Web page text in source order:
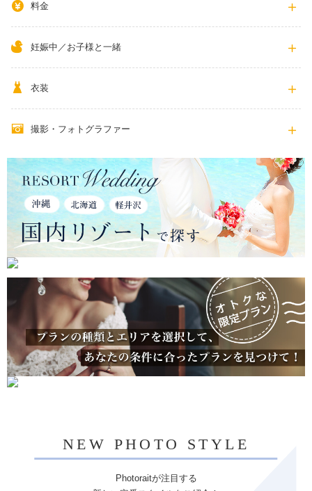
料金
妊娠中／お子様と一緒
衣装
撮影・フォトグラファー
NEW PHOTO STYLE
Photoraitが注目する